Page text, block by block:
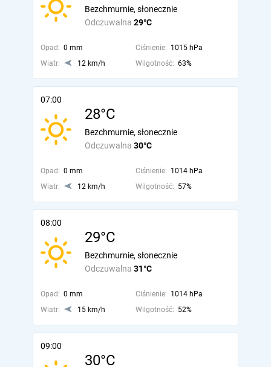
Odczuwalna 29°C
Bezchmurnie, słonecznie
Opad: 0 mm Ciśnienie: 1015 hPa
Wiatr:
12 km/h Wilgotność: 63%
07:00
28°C
Odczuwalna 30°C
Bezchmurnie, słonecznie
Opad: 0 mm Ciśnienie: 1014 hPa
Wiatr:
12 km/h Wilgotność: 57%
08:00
29°C
Odczuwalna 31°C
Bezchmurnie, słonecznie
Opad: 0 mm Ciśnienie: 1014 hPa
Wiatr:
15 km/h Wilgotność: 52%
09:00
30°C